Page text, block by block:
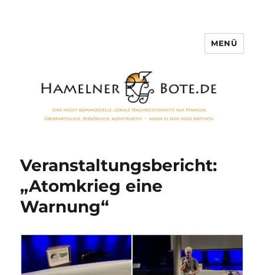
MENÜ
Veranstaltungsbericht:
„Atomkrieg eine
Warnung“